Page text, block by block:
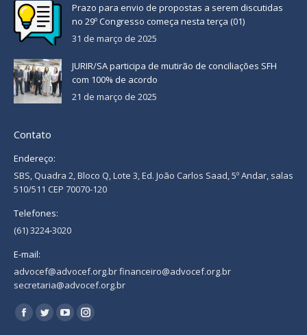
Prazo para envio de propostas a serem discutidas
no 29º Congresso começa nesta terça (01)
31 de março de 2025
JURIR/SA participa de mutirão de conciliações SFH
com 100% de acordo
21 de março de 2025
Contato
Endereço:
SBS, Quadra 2, Bloco Q, Lote 3, Ed. João Carlos Saad, 5º Andar, salas
510/511 CEP 70070-120
Telefones:
(61) 3224-3020
E-mail:
advocef@advocef.org.br financeiro@advocef.org.br
secretaria@advocef.org.br
Encontre-nos em:
Facebook
TwitterYouTubeInstagram